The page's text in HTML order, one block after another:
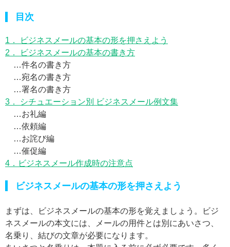
目次
1． ビジネスメールの基本の形を押さえよう
2． ビジネスメールの基本の書き方
…件名の書き方
…宛名の書き方
…署名の書き方
3． シチュエーション別 ビジネスメール例文集
…お礼編
…依頼編
…お詫び編
…催促編
4．ビジネスメール作成時の注意点
ビジネスメールの基本の形を押さえよう
まずは、ビジネスメールの基本の形を覚えましょう。ビジ
ネスメールの本文には、メールの用件とは別にあいさつ、
名乗り、結びの文章が必要になります。